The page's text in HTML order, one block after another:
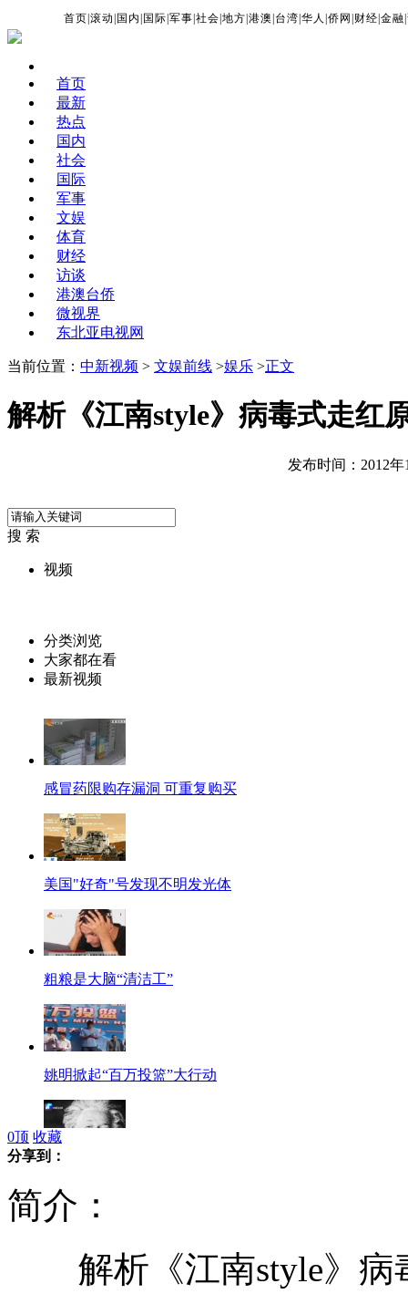
首页 |滚动 国内 国际 |军事 |社会 |地方 |港澳 台湾 |华人 |侨网 财经 |金融 |
首页
最新
热点
国内
社会
国际
军事
文娱
体育
财经
访谈
港澳台侨
微视界
东北亚电视网
当前位置： 中新视频 > 文娱前线 >娱乐 >正文
解析《江南style》病毒式走红
发布时间：2012年
搜 索
视频
分类浏览
大家都在看
最新视频
感冒药限购存漏洞 可重复购买
美国"好奇"号发现不明发光体
粗粮是大脑“清洁工”
姚明掀起“百万投篮”大行动
苗族"舞龙烟花"引国内外摄影家捧场
0顶 收藏
分享到：
简介：
解析《江南style》病